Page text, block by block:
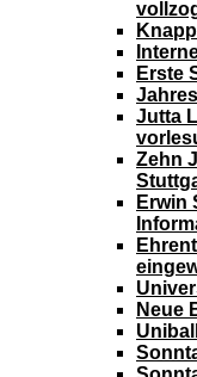
Erste
Jutta
Zehn
Erwin
Neue